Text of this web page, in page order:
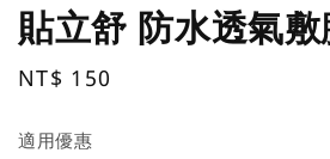
貼立舒 防水透氣
Regular
NT$ 150
適用優惠